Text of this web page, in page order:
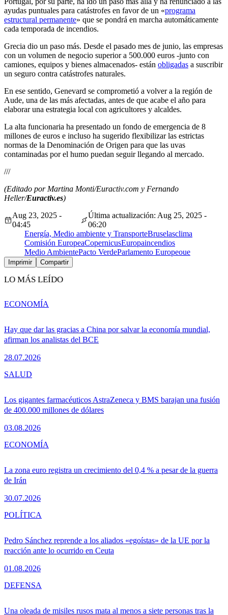
ayudas puntuales para catástrofes en favor de un «programa
estructural permanente» que se pondrá en marcha automáticamente
cada temporada de incendios.
Grecia dio un paso más. Desde el pasado mes de junio, las empresas
con un volumen de negocio superior a 500.000 euros -junto con
camiones, equipos y bienes almacenados- están obligadas a suscribir
un seguro contra catástrofes naturales.
En ese sentido, Genevard se comprometió a volver a la región de
Aude, una de las más afectadas, antes de que acabe el año para
elaborar una estrategia local con agricultores y alcaldes.
La alta funcionaria ha presentado un fondo de emergencia de 8
millones de euros e incluso ha sugerido flexibilizar las estrictas
normas de la Denominación de Origen para que las uvas
contaminadas por el humo puedan seguir llegando al mercado.
///
(Editado por Martina Monti/Euractiv.com y Fernando
Heller/Euractiv.es)
Aug 23, 2025 -
04:45
Última actualización: Aug 25, 2025 -
06:20
Energía, Medio ambiente y TransporteBruselasclima
Comisión EuropeaCopernicusEuropaincendios
Medio AmbientePacto VerdeParlamento Europeoue
Imprimir Compartir
LO MÁS LEÍDO
Hay que dar las gracias a China por salvar la economía mundial,
afirman los analistas del BCE
28.07.2026
ECONOMÍA
Los gigantes farmacéuticos AstraZeneca y BMS barajan una fusión
de 400.000 millones de dólares
03.08.2026
SALUD
La zona euro registra un crecimiento del 0,4 % a pesar de la guerra
de Irán
30.07.2026
ECONOMÍA
Pedro Sánchez reprende a los aliados «egoístas» de la UE por la
reacción ante lo ocurrido en Ceuta
01.08.2026
POLÍTICA
Una oleada de misiles rusos mata al menos a siete personas tras la
DEFENSA